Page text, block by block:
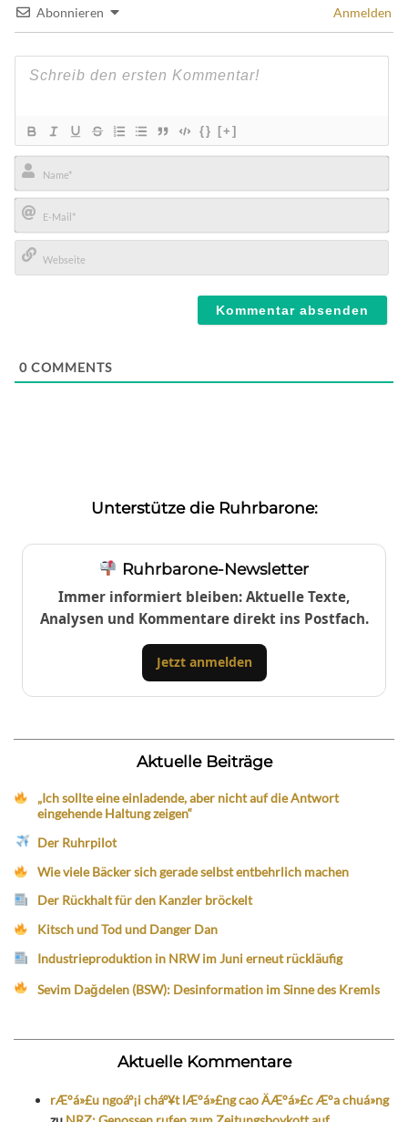
Abonnieren Anmelden
{} [+]
Name*
E-
Mail*
0 COMMENTS
Unterstütze die Ruhrbarone:
Ruhrbarone-Newsletter
Immer informiert bleiben: Aktuelle Texte,
Analysen und Kommentare direkt ins Postfach.
Jetzt anmelden
Aktuelle Beiträge
„Ich sollte eine einladende, aber nicht auf die Antwort
eingehende Haltung zeigen“
Der Ruhrpilot
Wie viele Bäcker sich gerade selbst entbehrlich machen
Der Rückhalt für den Kanzler bröckelt
Kitsch und Tod und Danger Dan
Industrieproduktion in NRW im Juni erneut rückläufig
Sevim Dağdelen (BSW): Desinformation im Sinne des Kremls
Aktuelle Kommentare
rÆ°á»£u ngoáº¡i cháº¥t lÆ°á»£ng cao ÄÆ°á»£c Æ°a chuá»ng